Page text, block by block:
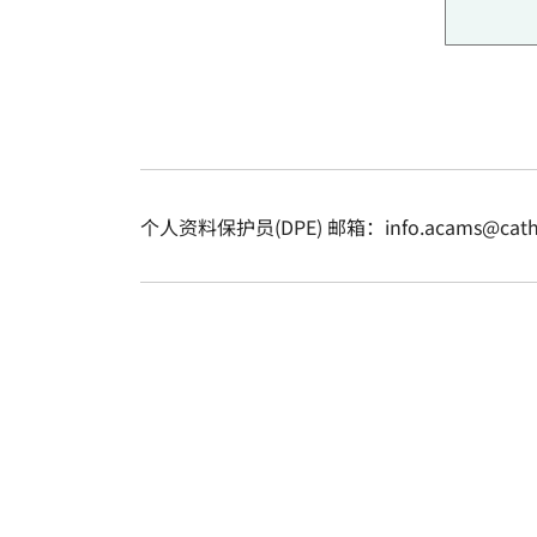
个人资料保护员(DPE) 邮箱：